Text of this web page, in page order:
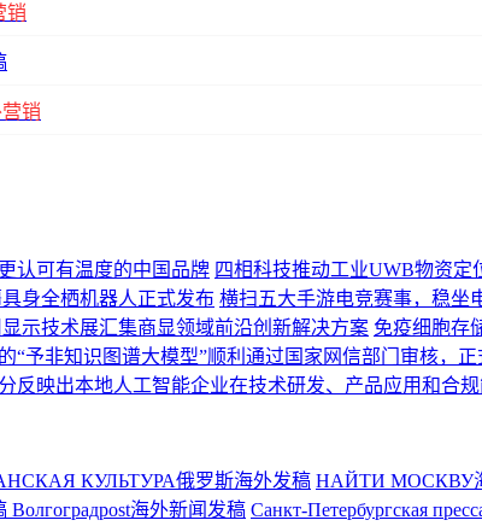
销
销
认可有温度的中国品牌 四相科技推动工业UWB物资定
身全栖机器人正式发布 横扫五大手游电竞赛事，稳坐
显示技术展汇集商显领域前沿创新解决方案 免疫细胞存
“予非知识图谱大模型”顺利通过国家网信部门审核，
反映出本地人工智能企业在技术研发、产品应用和合规
КУЛЬТУРА俄罗斯海外发稿 НАЙТИ МОСКВУ
Волгоградpost海外新闻发稿 Санкт-Петербургская